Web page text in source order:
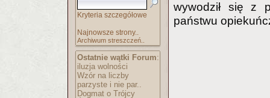
Kryteria szczegółowe
Najnowsze strony..
Archiwum streszczeń..
Ostatnie wątki Forum:
iluzja wolności
Wzór na liczby
parzyste i nie par..
Dogmat o Trójcy
wywodził się z
państwu